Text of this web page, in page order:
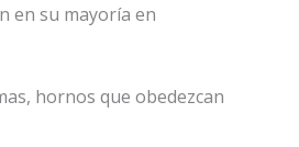
en su mayoría en
hornos que obedezcan